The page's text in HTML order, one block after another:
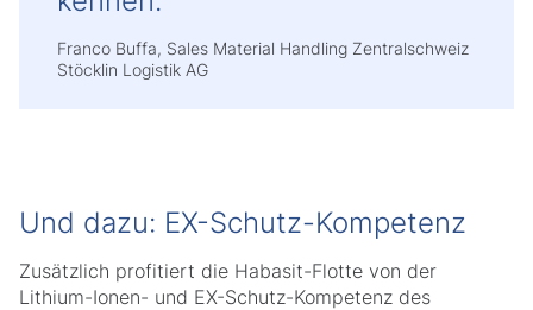
Franco Buffa, Sales Material Handling Zentralschweiz
Stöcklin Logistik AG
Und dazu: EX-Schutz-Kompetenz
Zusätzlich profitiert die Habasit-Flotte von der
Lithium-Ionen- und EX-Schutz-Kompetenz des